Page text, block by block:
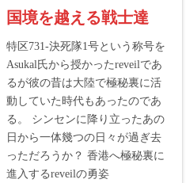
国境を越える戦士達
特区731-決死隊1号という称号を
Asukal氏から授かったreveilであ
るが彼の昔は大陸で極秘裏に活
動していた時代もあったのであ
る。 シンセンに降り立ったあの
日から一体幾つの日々が過ぎ去
っただろうか？ 香港へ極秘裏に
進入するreveilの勇姿